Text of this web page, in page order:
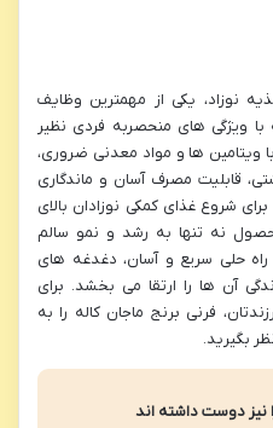
نوزاد، یکی از مهمترین وظایف
با ویژگی های منحصربه فردی نظیر
ویتامین ها و مواد معدنی ضروری،
قابلیت مصرف آسان و ماندگاری
شروع غذای کمکی نوزادان بالای
نه تنها به رشد و نمو سالم
راه حلی سریع و آسان، دغدغه های
آن ها را ارتقا می بخشد. برای
فرنی برنج ماجان کاله را به
بگیرید.
نیز دوست داشته اند